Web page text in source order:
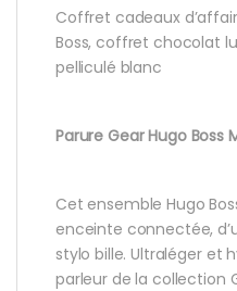
Coffret cadeaux
Boss, coffret chocolat
pelliculé blanc
Parure Gear Hugo Boss
Cet ensemble Hugo
enceinte connectée,
stylo bille. Ultraléger et
parleur de la collection